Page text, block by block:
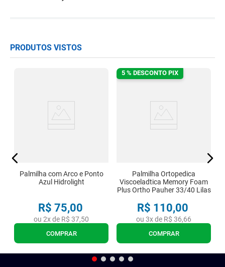
PRODUTOS VISTOS
Palmilha com Arco e Ponto
Azul Hidrolight
R$ 75,00
ou 2x de R$ 37,50
COMPRAR
5 % DESCONTO PIX
Palmilha Ortopedica
Viscoeladtica Memory Foam
Plus Ortho Pauher 33/40 Lilas
R$ 110,00
ou 3x de R$ 36,66
COMPRAR